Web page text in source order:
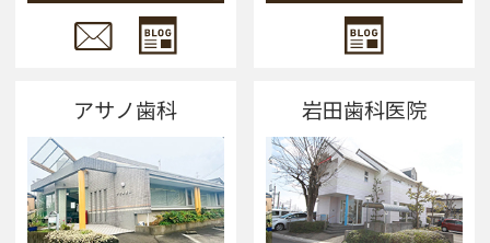
アサノ歯科 岩田歯科医院